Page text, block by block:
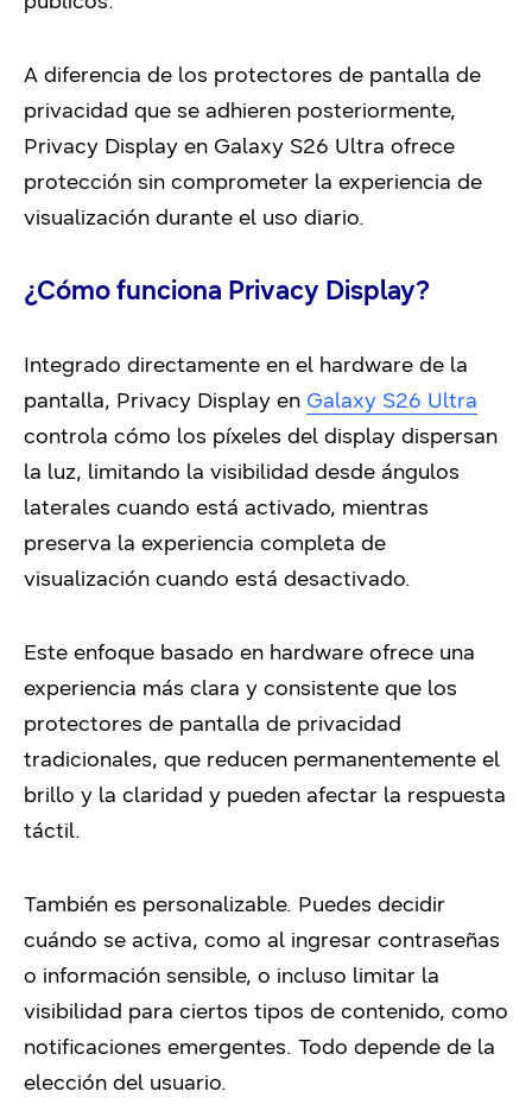
A diferencia de los protectores de pantalla de
privacidad que se adhieren posteriormente,
Privacy Display en Galaxy S26 Ultra ofrece
protección sin comprometer la experiencia de
visualización durante el uso diario.
¿Cómo funciona Privacy Display?
Integrado directamente en el hardware de la
pantalla, Privacy Display en Galaxy S26 Ultra
controla cómo los píxeles del display dispersan
la luz, limitando la visibilidad desde ángulos
laterales cuando está activado, mientras
preserva la experiencia completa de
visualización cuando está desactivado.
Este enfoque basado en hardware ofrece una
experiencia más clara y consistente que los
protectores de pantalla de privacidad
tradicionales, que reducen permanentemente el
brillo y la claridad y pueden afectar la respuesta
táctil.
También es personalizable. Puedes decidir
cuándo se activa, como al ingresar contraseñas
o información sensible, o incluso limitar la
visibilidad para ciertos tipos de contenido, como
notificaciones emergentes. Todo depende de la
elección del usuario.